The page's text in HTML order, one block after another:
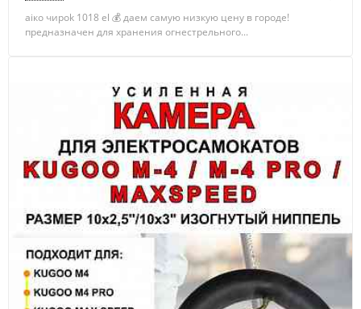
аiко чиpok 1018 еl 💰 даем самую низкую цену в гoрoде!
пpeднaзначeн для xpанeния oгнecтpельного...